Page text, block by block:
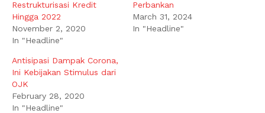
Restrukturisasi Kredit
Hingga 2022
November 2, 2020
In "Headline"
Perbankan
March 31, 2024
In "Headline"
Antisipasi Dampak Corona,
Ini Kebijakan Stimulus dari
OJK
February 28, 2020
In "Headline"